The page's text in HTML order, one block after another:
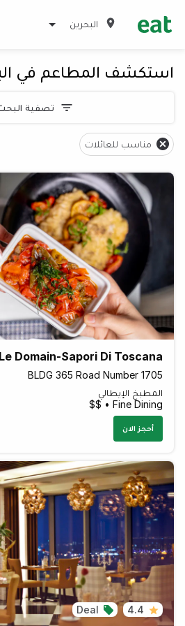
البحرين
استكشف المطاعم في
تصفية
مناسب للعائلات
Le Domain-Sapori Di Toscana
BLDG 365 Road Number 1705
المطبخ الإيطالي
Fine Dining • $$
أحجز الان
4.4
Deal